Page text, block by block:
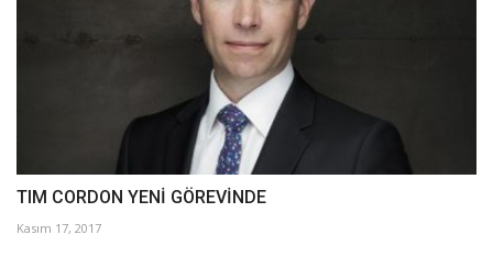
TIM CORDON YENİ GÖREVİNDE
Kasım 17, 2017